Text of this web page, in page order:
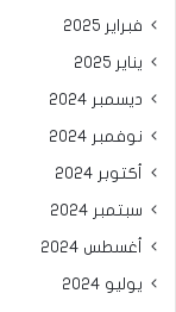
فبراير 2025
يناير 2025
ديسمبر 2024
نوفمبر 2024
أكتوبر 2024
سبتمبر 2024
أغسطس 2024
يوليو 2024